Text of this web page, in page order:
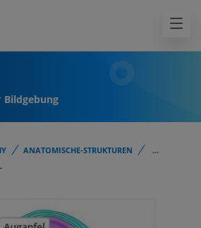
Bildgebung
ANATOMISCHE-STRUKTUREN
...